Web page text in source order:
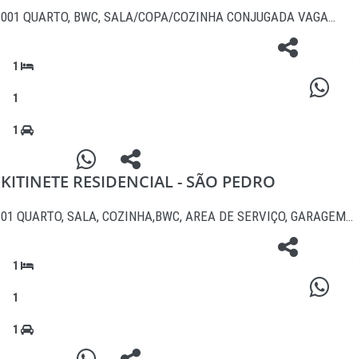
001 QUARTO, BWC, SALA/COPA/COZINHA CONJUGADA VAGA…
1
1
1
KITINETE RESIDENCIAL - SÃO PEDRO
01 QUARTO, SALA, COZINHA,BWC, AREA DE SERVIÇO, GARAGEM…
1
1
1